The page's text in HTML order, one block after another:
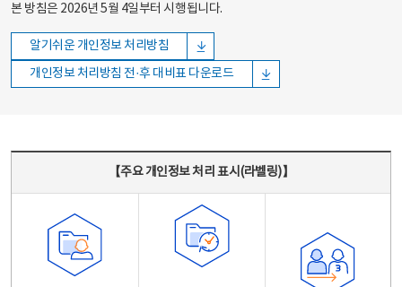
본 방침은 2026년 5월 4일부터 시행됩니다.
알기쉬운 개인정보 처리방침
개인정보 처리방침 전·후 대비표 다운로드
【주요 개인정보 처리 표시(라벨링)】